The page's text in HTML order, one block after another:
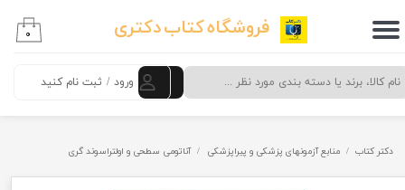
فروشگاه کتاب دکتری
ورود / ثبت نام کنید
حساب کاربری من
تغییر گذر واژه
خروج از حساب کاربری
۰
دکتر کتاب منابع آزمونهای پزشکی و پیراپزشکی آناتومی سطحی و اولتراسوند گری